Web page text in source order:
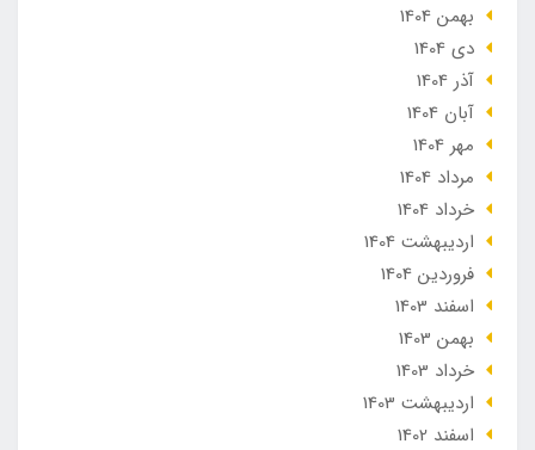
بهمن 1404
دی 1404
آذر 1404
آبان 1404
مهر 1404
مرداد 1404
خرداد 1404
ارديبهشت 1404
فروردین 1404
اسفند 1403
بهمن 1403
خرداد 1403
ارديبهشت 1403
اسفند 1402